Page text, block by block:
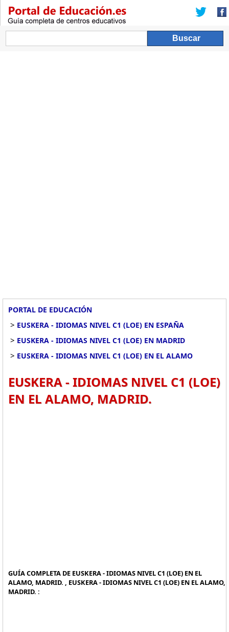
PORTAL DE EDUCACIÓN
> EUSKERA - IDIOMAS NIVEL C1 (LOE) EN ESPAÑA
> EUSKERA - IDIOMAS NIVEL C1 (LOE) EN MADRID
> EUSKERA - IDIOMAS NIVEL C1 (LOE) EN EL ALAMO
EUSKERA - IDIOMAS NIVEL C1 (LOE)
EN EL ALAMO, MADRID.
GUÍA COMPLETA DE EUSKERA - IDIOMAS NIVEL C1 (LOE) EN EL
ALAMO, MADRID. , EUSKERA - IDIOMAS NIVEL C1 (LOE) EN EL ALAMO,
MADRID. :